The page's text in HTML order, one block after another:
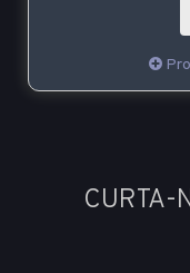
CURTA-